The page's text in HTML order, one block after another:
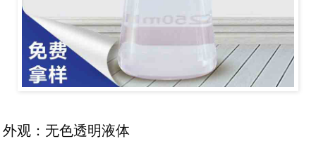
外观：无色透明液体